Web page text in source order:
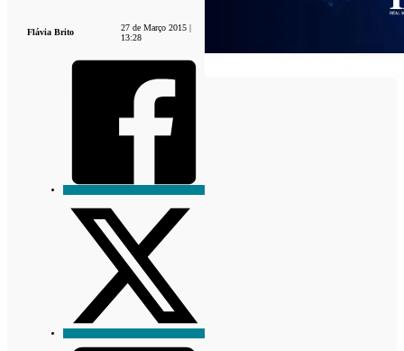
Flávia Brito
27 de Março 2015 |
13:28